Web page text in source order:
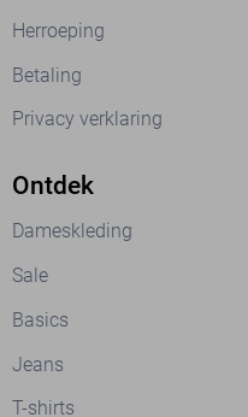
Herroeping
Betaling
Privacy verklaring
Ontdek
Dameskleding
Sale
Basics
Jeans
T-shirts